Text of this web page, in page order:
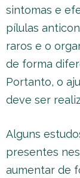
sintomas e
pílulas
raros e o
de forma
Portanto, o
deve ser
Alguns
presentes
aumentar de